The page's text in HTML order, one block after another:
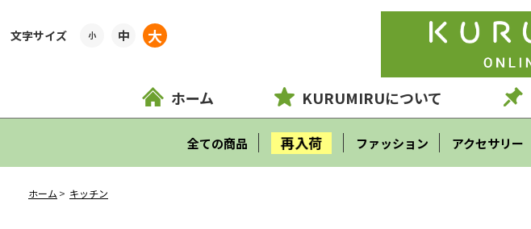
小 中 大
ホーム KURUMIRUについて
全ての商品 再入荷 ファッション アクセサリー
ホーム キッチン